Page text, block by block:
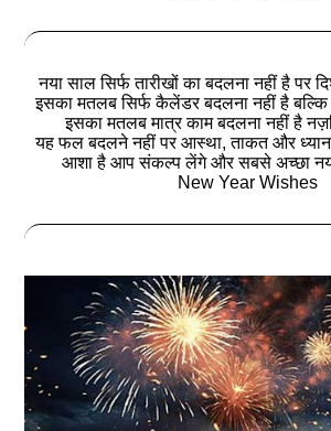
नया साल सिर्फ तारीखों का बदलना नहीं है पर
इसका मतलब सिर्फ कैलेंडर बदलना नहीं है बल्कि
इसका मतलब मात्र काम बदलना नहीं है
यह फल बदलने नहीं पर आस्था, ताकत और
आशा है आप संकल्प लेंगे और सबसे अच्छा
New Year Wishes